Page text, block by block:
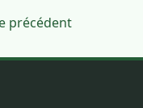
précédent